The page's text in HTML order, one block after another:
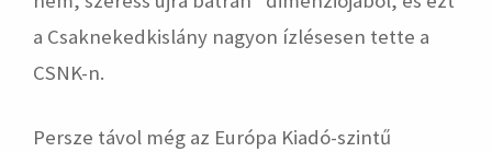
a Csaknekedkislány nagyon ízlésesen tette a
CSNK-n.
Persze távol még az Európa Kiadó-szintű